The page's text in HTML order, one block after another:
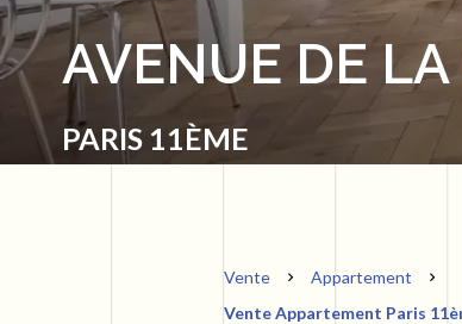
AVENUE DE
PARIS 11ÈME
Vente
Appartement
Vente Appartement Paris